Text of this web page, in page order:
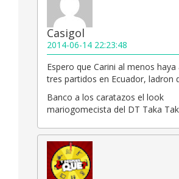
Casigol
2014-06-14 22:23:48
Espero que Carini al menos
tres partidos en Ecuador, ladron
Banco a los caratazos el look
mariogomecista del DT Taka